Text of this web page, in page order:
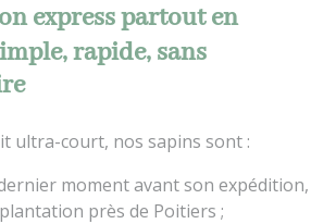
express partout en
rapide, sans
ultra-court, nos sapins sont :
moment avant son expédition,
près de Poitiers ;